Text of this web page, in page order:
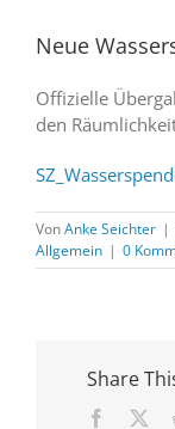
Neue
Offizielle
den
VonAnke Seichter |
Allgemein | 0
Share